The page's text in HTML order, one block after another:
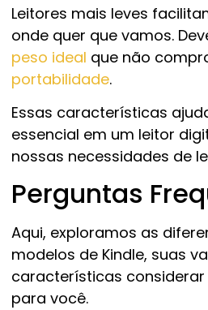
Leitores mais leves
onde quer que vamos.
peso ideal que não
portabilidade.
Essas características
essencial em um leitor
nossas necessidades de
Perguntas
Aqui, exploramos as
modelos de Kindle, suas
características
para você.